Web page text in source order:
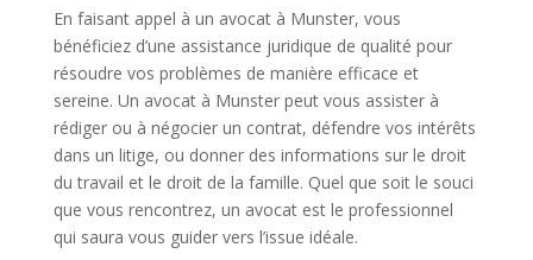
En faisant appel à un avocat à Munster, vous
bénéficiez d’une assistance juridique de qualité pour
résoudre vos problèmes de manière efficace et
sereine. Un avocat à Munster peut vous assister à
rédiger ou à négocier un contrat, défendre vos intérêts
dans un litige, ou donner des informations sur le droit
du travail et le droit de la famille. Quel que soit le souci
que vous rencontrez, un avocat est le professionnel
qui saura vous guider vers l’issue idéale.